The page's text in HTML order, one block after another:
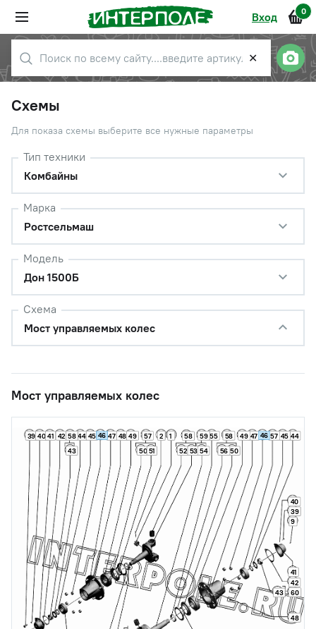
Вход 0
✕
Схемы
Для показа схемы выберите все нужные параметры
Тип техники
Комбайны
Марка
Ростсельмаш
Модель
Дон 1500Б
Схема
Мост управляемых колес
Мост управляемых колес
1
2
9
39
39
40
40
41
41
42
42
43
43
44 44
45 45
46 46
47 47
48
48
49
49
50
50
51 52 53 54
55
56
57 57
58 58 58
59
60